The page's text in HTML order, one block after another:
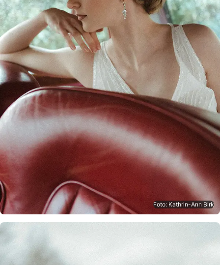
Foto: Kathrin-Ann Birk